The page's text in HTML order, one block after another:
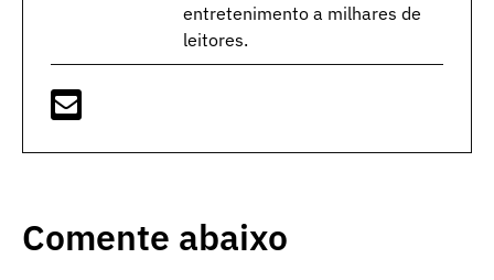
entretenimento a milhares de
leitores.
Comente abaixo